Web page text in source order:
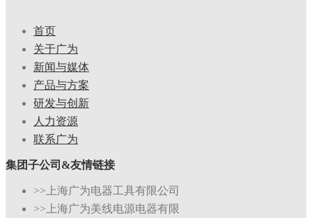
首页
关于广为
新闻与媒体
产品与方案
研发与创新
人力资源
联系广为
集团子公司&友情链接
>>上海广为电器工具有限公司
>>上海广为美线电源电器有限